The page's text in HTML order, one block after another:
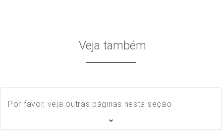
Veja também
Por favor, veja outras páginas nesta seção